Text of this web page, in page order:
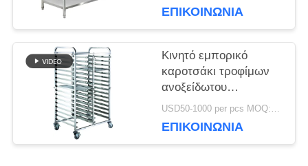
ΕΠΙΚΟΙΝΩΝΊΑ
Κινητό εμπορικό
καροτσάκι τροφίμων
ανοξείδωτου
καροτσακιών ραφιών
εξοπλισμού
USD50-1000 per pcs MOQ:1pcs
ΕΠΙΚΟΙΝΩΝΊΑ